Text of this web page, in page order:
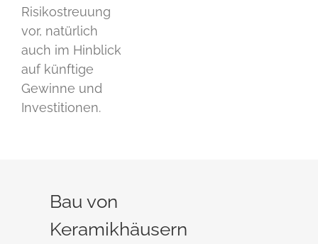
Risikostreuung
vor, natürlich
auch im Hinblick
auf künftige
Gewinne und
Investitionen.
Bau von
Keramikhäusern